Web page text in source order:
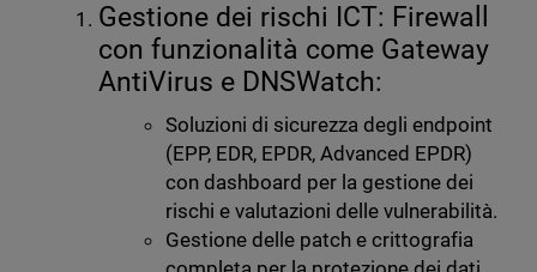
Gestione dei rischi ICT: Firewall
con funzionalità come Gateway
AntiVirus e DNSWatch:
Soluzioni di sicurezza degli endpoint
(EPP, EDR, EPDR, Advanced EPDR)
con dashboard per la gestione dei
rischi e valutazioni delle vulnerabilità.
Gestione delle patch e crittografia